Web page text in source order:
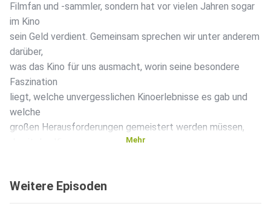
Filmfan und -sammler, sondern hat vor vielen Jahren sogar
im Kino
sein Geld verdient. Gemeinsam sprechen wir unter anderem
darüber,
was das Kino für uns ausmacht, worin seine besondere
Faszination
liegt, welche unvergesslichen Kinoerlebnisse es gab und
welche
großen Herausforderungen gemeistert werden müssen,
wünschen dir viel Spaß beim Reinhören, du Held!
Mehr
Weitere Episoden